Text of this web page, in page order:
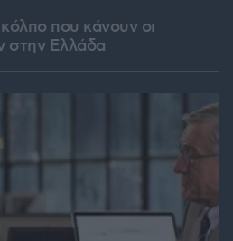
που κάνουν οι
στην Ελλάδα